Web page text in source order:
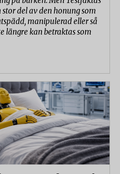
del av den honung som
manipulerad eller så
längre kan betraktas som